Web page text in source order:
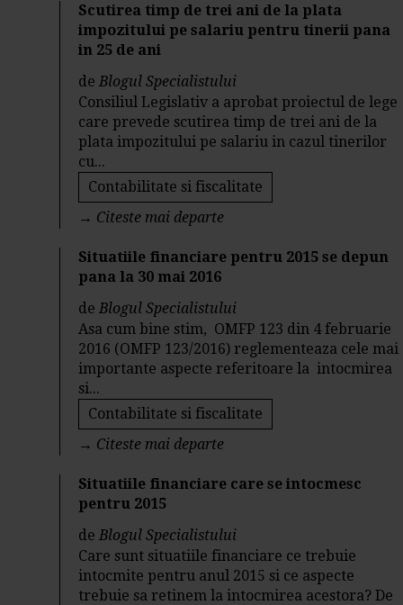
Scutirea timp de trei ani de la plata
impozitului pe salariu pentru tinerii pana
in 25 de ani
deBlogul Specialistului
Consiliul Legislativ a aprobat proiectul de lege
care prevede scutirea timp de trei ani de la
plata impozitului pe salariu in cazul tinerilor
cu...
Contabilitate si fiscalitate
→ Citeste mai departe
Situatiile financiare pentru 2015 se depun
pana la 30 mai 2016
deBlogul Specialistului
Asa cum bine stim, OMFP 123 din 4 februarie
2016 (OMFP 123/2016) reglementeaza cele mai
importante aspecte referitoare la intocmirea
si...
Contabilitate si fiscalitate
→ Citeste mai departe
Situatiile financiare care se intocmesc
pentru 2015
deBlogul Specialistului
Care sunt situatiile financiare ce trebuie
intocmite pentru anul 2015 si ce aspecte
trebuie sa retinem la intocmirea acestora? De